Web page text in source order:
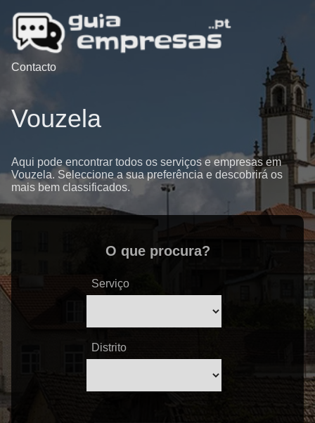
Contacto
Vouzela
Aqui pode encontrar todos os serviços e empresas em
Vouzela. Seleccione a sua preferência e descobrirá os
mais bem classificados.
O que procura?
Serviço
Distrito